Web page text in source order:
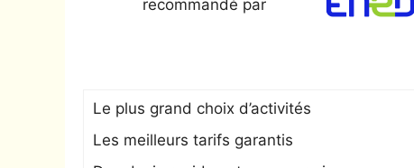
recommandé par
Le plus grand choix d’activités
Les meilleurs tarifs garantis